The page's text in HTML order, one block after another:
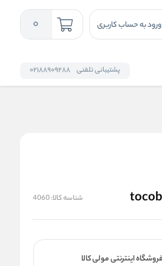
ورود به حساب کاربری 0
پشتیبانی تلفنی 02188909288
شناسه کالا:4060
فروشگاه اینترنتی مولی کالا